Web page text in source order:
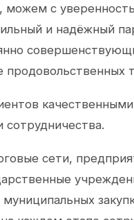
можем с
и надёжный
сотрудничества.
сети,
муниципальных